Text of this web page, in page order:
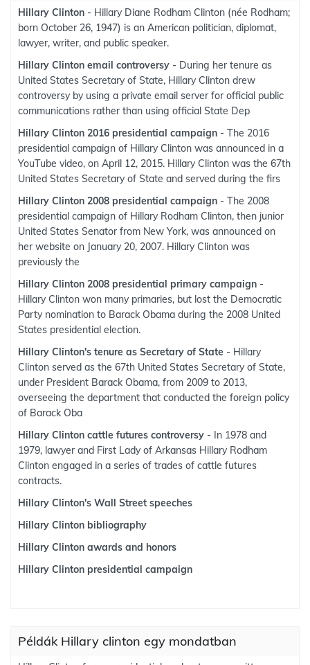
Hillary Clinton - Hillary Diane Rodham Clinton (née Rodham;
born October 26, 1947) is an American politician, diplomat,
lawyer, writer, and public speaker.
Hillary Clinton email controversy - During her tenure as
United States Secretary of State, Hillary Clinton drew
controversy by using a private email server for official public
communications rather than using official State Dep
Hillary Clinton 2016 presidential campaign - The 2016
presidential campaign of Hillary Clinton was announced in a
YouTube video, on April 12, 2015. Hillary Clinton was the 67th
United States Secretary of State and served during the firs
Hillary Clinton 2008 presidential campaign - The 2008
presidential campaign of Hillary Rodham Clinton, then junior
United States Senator from New York, was announced on
her website on January 20, 2007. Hillary Clinton was
previously the
Hillary Clinton 2008 presidential primary campaign -
Hillary Clinton won many primaries, but lost the Democratic
Party nomination to Barack Obama during the 2008 United
States presidential election.
Hillary Clinton's tenure as Secretary of State - Hillary
Clinton served as the 67th United States Secretary of State,
under President Barack Obama, from 2009 to 2013,
overseeing the department that conducted the foreign policy
of Barack Oba
Hillary Clinton cattle futures controversy - In 1978 and
1979, lawyer and First Lady of Arkansas Hillary Rodham
Clinton engaged in a series of trades of cattle futures
contracts.
Hillary Clinton's Wall Street speeches
Hillary Clinton bibliography
Hillary Clinton awards and honors
Hillary Clinton presidential campaign
Példák Hillary clinton egy mondatban